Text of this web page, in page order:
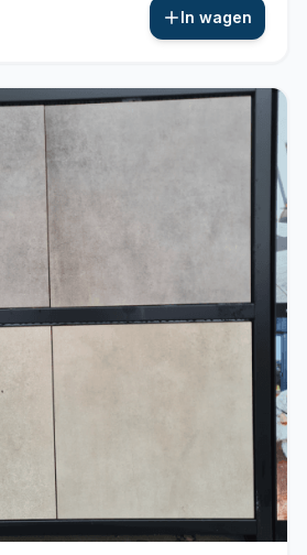
In wagen